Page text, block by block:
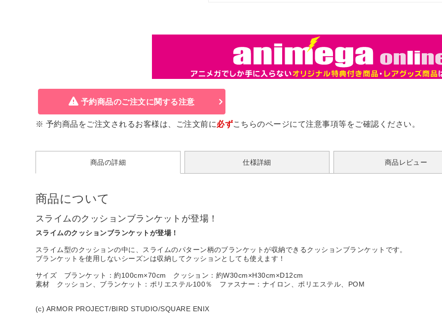
予約商品のご注文に関する注意
※ 予約商品をご注文されるお客様は、ご注文前に必ずこちらのページにて注意事項等をご確認ください。
商品の詳細 仕様詳細 商品レビュー
商品について
スライムのクッションブランケットが登場！
スライムのクッションブランケットが登場！
スライム型のクッションの中に、スライムのパターン柄のブランケットが収納できるクッションブランケットです。
ブランケットを使用しないシーズンは収納してクッションとしても使えます！
サイズ ブランケット：約100cm×70cm クッション：約W30cm×H30cm×D12cm
素材 クッション、ブランケット：ポリエステル100％ ファスナー：ナイロン、ポリエステル、POM
(c) ARMOR PROJECT/BIRD STUDIO/SQUARE ENIX